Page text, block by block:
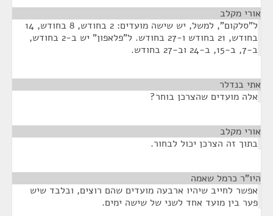
אורי מקלב
ל"סלקום", למשל, יש שישה מועדים: 2 בחודש, 8 בחודש, 14
בחודש, 21 בחודש ו-27 בחודש. ל"פלאפון" יש ב-2 בחודש,
ב-7, ב-15, ב-24 וב-27 בחודש.
אתי בנדלר
אלה מועדים שהצרכן בוחר?
אורי מקלב
בתוך זה הצרכן יכול לבחור.
היו"ר כרמל שאמה
אפשר לחייב שיהיו ארבעה מועדים שהם רוצים, ובלבד שיש
פער בין מועד אחד לשני של שישה ימים.